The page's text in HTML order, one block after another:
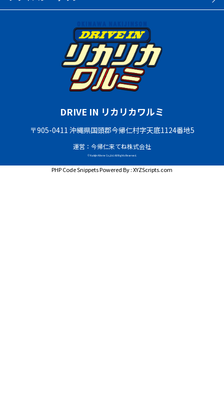
DRIVE IN リカリカワルミ
〒905-0411 沖縄県国頭郡今帰仁村字天底1124番地5
運営：今帰仁来てね株式会社
© Nakijin Kitene Co.,Ltd. All Rights Reserved.
PHP Code SnippetsPowered By :XYZScripts.com